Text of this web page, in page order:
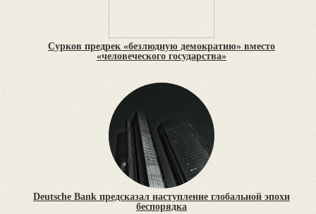
Сурков предрек «безлюдную демократию» вместо
«человеческого государства»
Deutsche Bank предсказал наступление глобальной эпохи
беспорядка